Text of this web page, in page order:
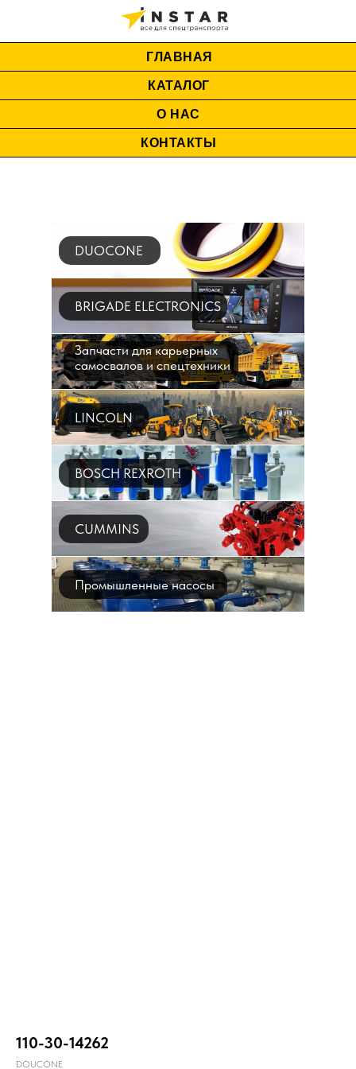
ГЛАВНАЯ
КАТАЛОГ
О НАС
КОНТАКТЫ
DUOCONE
BRIGADE ELECTRONICS
Запчасти для карьерных
самосвалов и спецтехники
LINCOLN
BOSCH REXROTH
CUMMINS
Промышленные насосы
110-30-14262
DOUCONE